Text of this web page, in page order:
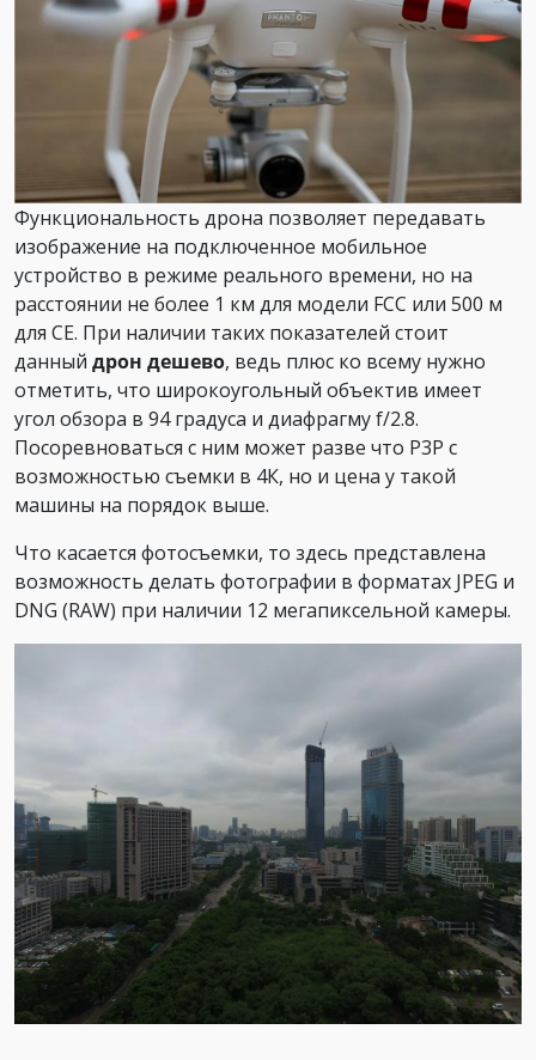
Функциональность дрона позволяет передавать
изображение на подключенное мобильное
устройство в режиме реального времени, но на
расстоянии не более 1 км для модели FCC или 500 м
для CE. При наличии таких показателей стоит
данный дрон дешево, ведь плюс ко всему нужно
отметить, что широкоугольный объектив имеет
угол обзора в 94 градуса и диафрагму f/2.8.
Посоревноваться с ним может разве что P3P с
возможностью съемки в 4К, но и цена у такой
машины на порядок выше.
Что касается фотосъемки, то здесь представлена
возможность делать фотографии в форматах JPEG и
DNG (RAW) при наличии 12 мегапиксельной камеры.